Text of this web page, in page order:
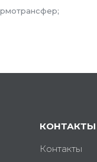
КОНТАКТЫ
Контакты